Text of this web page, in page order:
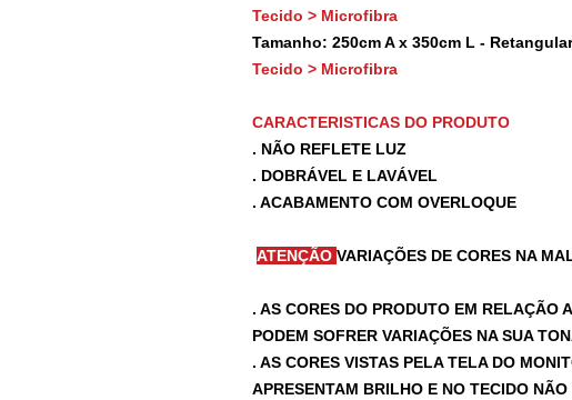
Tecido > Microfibra
Tamanho: 250cm A x 350cm L -
Tecido > Microfibra
CARACTERISTICAS DO PRODUTO
. NÃO REFLETE LUZ
. DOBRÁVEL E LAVÁVEL
. ACABAMENTO COM OVERLOQUE
ATENÇÃO VARIAÇÕES DE CORES NA
. AS CORES DO PRODUTO EM RELAÇÃO
PODEM SOFRER VARIAÇÕES NA SUA
. AS CORES VISTAS PELA TELA DO
APRESENTAM BRILHO E NO TECIDO NÃO